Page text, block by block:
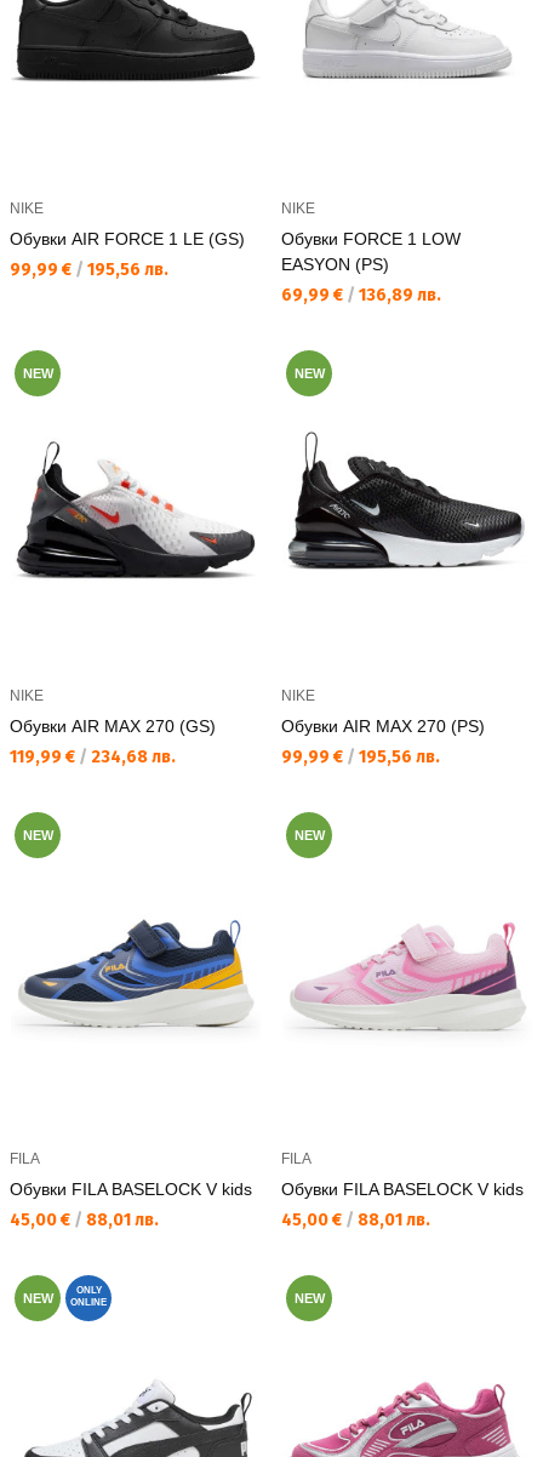
NIKE
Обувки AIR FORCE 1 LE (GS)
Текуща цена:
99,99 € / 195,56 лв.
NIKE
Обувки FORCE 1 LOW
EASYON (PS)
Текуща цена:
69,99 € / 136,89 лв.
NEW
NIKE
Обувки AIR MAX 270 (GS)
Текуща цена:
119,99 € / 234,68 лв.
NEW
NIKE
Обувки AIR MAX 270 (PS)
Текуща цена:
99,99 € / 195,56 лв.
NEW
FILA
Обувки FILA BASELOCK V kids
Текуща цена:
45,00 € / 88,01 лв.
NEW
FILA
Обувки FILA BASELOCK V kids
Текуща цена:
45,00 € / 88,01 лв.
NEW
ONLY
ONLINE
NEW